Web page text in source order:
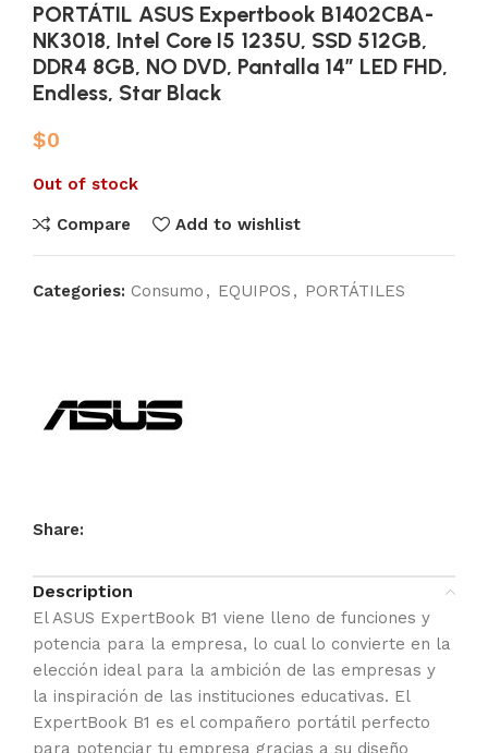
PORTÁTIL ASUS Expertbook B1402CBA-
NK3018, Intel Core I5 1235U, SSD 512GB,
DDR4 8GB, NO DVD, Pantalla 14″ LED FHD,
Endless, Star Black
$0
Out of stock
Compare Add to wishlist
Categories: Consumo , EQUIPOS , PORTÁTILES
Share:
Description
El ASUS ExpertBook B1 viene lleno de funciones y
potencia para la empresa, lo cual lo convierte en la
elección ideal para la ambición de las empresas y
la inspiración de las instituciones educativas. El
ExpertBook B1 es el compañero portátil perfecto
para potenciar tu empresa gracias a su diseño